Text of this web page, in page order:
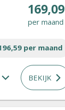
169,09
per maand
per maand
BEKIJK